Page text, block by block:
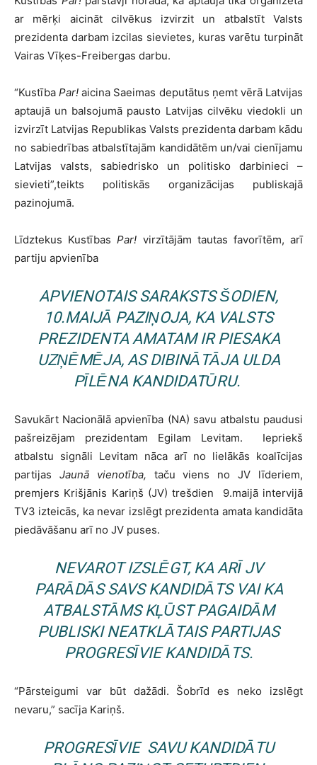
ar mērķi aicināt cilvēkus izvirzit un atbalstīt Valsts
prezidenta darbam izcilas sievietes, kuras varētu turpināt
Vairas Vīķes-Freibergas darbu.
“KustībaPar! aicina Saeimas deputātus ņemt vērā Latvijas
aptaujā un balsojumā pausto Latvijas cilvēku viedokli un
izvirzīt Latvijas Republikas Valsts prezidenta darbam kādu
no sabiedrības atbalstītajām kandidātēm un/vai cienījamu
Latvijas valsts, sabiedrisko un politisko darbinieci –
sievieti”,teikts politiskās organizācijas publiskajā
pazinojumā.
Līdztekus KustībasPar! virzītājām tautas favorītēm, arī
partiju apvienība
APVIENOTAIS SARAKSTSŠODIEN,
10.MAIJĀ PAZIŅOJA, KA VALSTS
PREZIDENTA AMATAM IR PIESAKA
UZŅĒMĒJA, AS DIBINĀTĀJA ULDA
PĪLĒNA KANDIDATŪRU.
Savukārt Nacionālā apvienība (NA) savu atbalstu paudusi
pašreizējam prezidentam Egilam Levitam. Iepriekš
atbalstu signāli Levitam nāca arī no lielākās koalīcijas
partijas Jaunā vienotība, taču viens no JV līderiem,
premjers Krišjānis Kariņš (JV) trešdien 9.maijā intervijā
TV3 izteicās, ka nevar izslēgt prezidenta amata kandidāta
piedāvāšanu arī no JV puses.
NEVAROT IZSLĒGT, KA ARĪ JV
PARĀDĀS SAVS KANDIDĀTS VAI KA
ATBALSTĀMS KĻŪST PAGAIDĀM
PUBLISKI NEATKLĀTAIS PARTIJAS
PROGRESĪVIEKANDIDĀTS.
“Pārsteigumi var būt dažādi. Šobrīd es neko izslēgt
nevaru,” sacīja Kariņš.
PROGRESĪVIESAVU KANDIDĀTU